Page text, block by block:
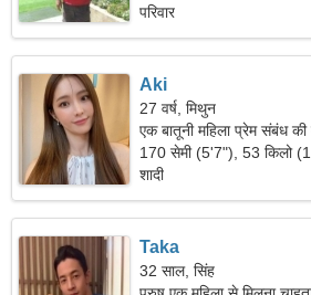
परिवार
Aki
27 वर्ष, मिथुन
एक बातूनी महिला प्रेम संबंध
170 सेमी (5'7"), 53 किलो
शादी
Taka
32 साल, सिंह